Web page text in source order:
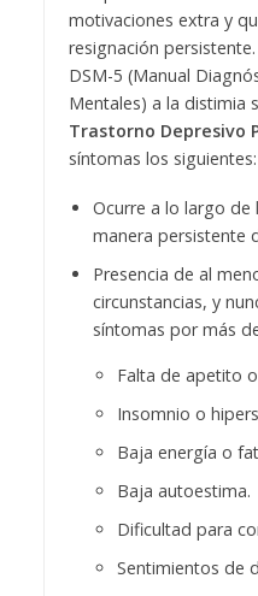
motivaciones extra y
resignación
DSM-5 (Manual
Mentales) a la distimia
Trastorno Depresivo
síntomas los siguientes:
Ocurre a lo largo de
manera persistente
Presencia de al
circunstancias, y
síntomas por más
Falta de apetito
Insomnio o
Baja energía o
Baja autoestima.
Dificultad para
Sentimientos de